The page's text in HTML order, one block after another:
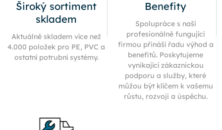
Široký sortiment
skladem
Aktuálně skladem více než
4.000 položek pro PE, PVC a
ostatní potrubní systémy.
Benefity
Spolupráce s naší
profesionálně fungující
firmou přináší řadu výhod a
benefitů. Poskytujeme
vynikající zákaznickou
podporu a služby, které
můžou být klíčem k vašemu
růstu, rozvoji a úspěchu.